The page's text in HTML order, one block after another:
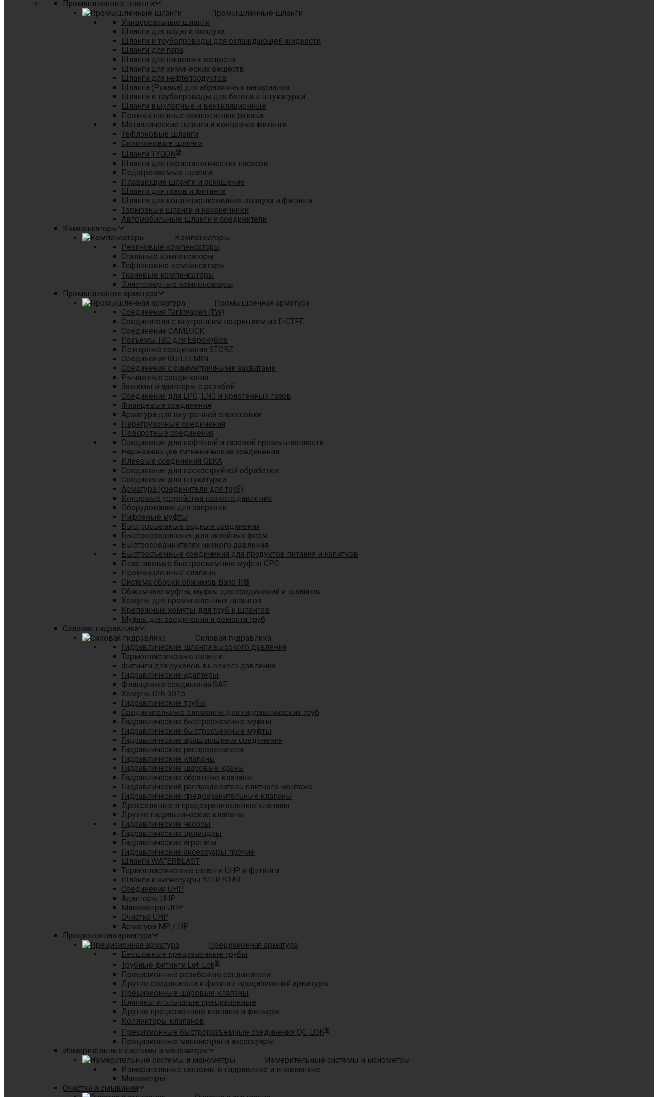
Промышленные шланги
Промышленные шланги
Универсальные шланги
Шланги для воды и воздуха
Шланги и трубопроводы для охлаждающей жидкости
Шланги для пара
Шланги для пищевых веществ
Шланги для химических веществ
Шланги для нефтепродуктов
Шланги (Рукава) для абразивных материалов
Шланги и трубопроводы для бетона и штукатурки
Шланги выхлопные и вентиляционные
Промышленные композитные рукава
Металлические шланги и концевые фитинги
Тефлоновые шланги
Силиконовые шланги
Шланги TYGON®
Шланги для перистальтических насосов
Подогреваемые шланги
Плавающие шланги и оснащение
Шланги для газов и фитинги
Шланги для кондиционирования воздуха и фитинги
Тормозные шланги и наконечники
Автомобильные шланги и соединители
Компенсаторы
Компенсаторы
Резиновые компенсаторы
Стальные компенсаторы
Тефлоновые компенсаторы
Тканевые компенсаторы
Эластомерные компенсаторы
Промышленная арматура
Промышленная арматура
Соединения Tankwagen (TW)
Соединители с внутренним покрытием из E-CTFE
Соединение CAMLOCK
Разъемы IBC для Еврокубов
Пожарные соединения STORZ
Соединения GUILLEMIN
Соединения с симметричными захватами
Рычажные соединения
Зажимы и адаптеры с резьбой
Соединения для LPG, LNG и криогенных газов
Фланцевые соединения
Арматура для внутренней опрессовки
Перегрузочные соединения
Поворотные соединения
Соединения для нефтяной и газовой промышленности
Нержавеющие гигиенические соединения
Клеевые соединения GEKA
Соединения для пескоструйной обработки
Cоединения для штукатурки
Арматура (соединители для труб)
Концевые устройства низкого давления
Оборудование для заправки
Рифленые муфты
Быстросъемные водные соединения
Быстросоединения для литейных форм
Быстросоединителях низкого давления
Быстросъемные соединения для продуктов питания и напитков
Пластиковые быстросъемные муфты CPC
Промышленные клапаны
Система сборки обжимов Band-It®
Обжимные муфты, муфты для соединений и шлангов
Хомуты для промышленных шлангов
Крепежные хомуты для труб и шлангов
Муфты для соединения и ремонта труб
Силовая гидравлика
Силовая гидравлика
Гидравлические шланги высокого давления
Термопластиковые шланги
Фитинги для рукавов высокого давления
Гидравлические адаптеры
Фланцевые соединения SAE
Хомуты DIN 3015
Гидравлические трубы
Соединительные элементы для гидравлических труб
Гидравлические быстросъемные муфты
Гидравлические быстросъемные муфты
Гидравлические вращающиеся соединения
Гидравлические распределители
Гидравлические клапаны
Гидравлические шаровые краны
Гидравлические обратные клапаны
Гидравлический распределитель плитного монтажа
Гидравлические предохранительные клапаны
Дроссельные и предохранительные клапаны
Другие гидравлические клапаны
Гидравлические насосы
Гидравлические цилиндры
Гидравлические агрегаты
Гидравлические аксессуары прочие
Шланги WATERBLAST
Термопластиковые шланги UHP и фитинги
Шланги и аксессуары SPIR STAR
Соединения UHP
Адапторы UHP
Манометры UHP
Очистка UHP
Арматура MP / HP
Прецизионная арматура
Прецизионная арматура
Бесшовные прецизионные трубы
Трубные фитинги Let-Lok®
Прецизионные резьбовые соединители
Другие соединители и фитинги прецизионной арматуры
Прецизионные шаровые клапаны
Клапаны игольчатые прецизионные
Другие прецизионные клапаны и фильтры
Коллекторы клапанов
Прецизионные быстроразъемные соединения QC-LOK®
Прецизионные манометры и аксессуары
Измерительные системы и манометры
Измерительные системы и манометры
Измерительные системы в гидравлике и пневматике
Манометры
Очистка и смывания